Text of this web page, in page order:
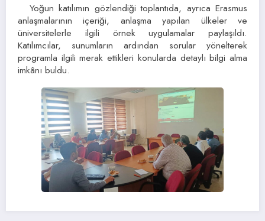
Yoğun katılımın gözlendiği toplantıda, ayrıca Erasmus
anlaşmalarının içeriği, anlaşma yapılan ülkeler ve
üniversitelerle ilgili örnek uygulamalar paylaşıldı.
Katılımcılar, sunumların ardından sorular yönelterek
programla ilgili merak ettikleri konularda detaylı bilgi alma
imkânı buldu.